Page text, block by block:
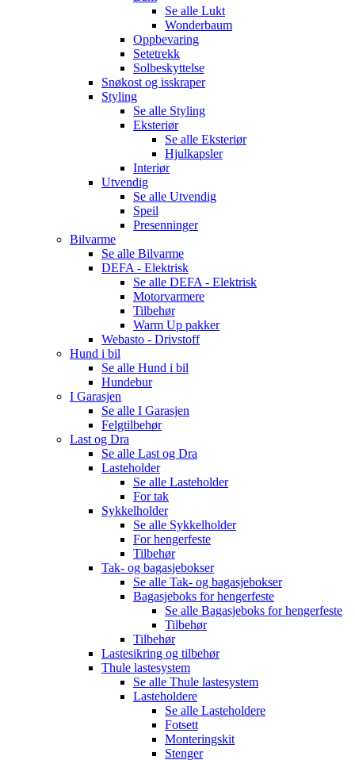
Se alle Lukt
Wonderbaum
Oppbevaring
Setetrekk
Solbeskyttelse
Snøkost og isskraper
Styling
Se alle Styling
Eksteriør
Se alle Eksteriør
Hjulkapsler
Interiør
Utvendig
Se alle Utvendig
Speil
Presenninger
Bilvarme
Se alle Bilvarme
DEFA - Elektrisk
Se alle DEFA - Elektrisk
Motorvarmere
Tilbehør
Warm Up pakker
Webasto - Drivstoff
Hund i bil
Se alle Hund i bil
Hundebur
I Garasjen
Se alle I Garasjen
Felgtilbehør
Last og Dra
Se alle Last og Dra
Lasteholder
Se alle Lasteholder
For tak
Sykkelholder
Se alle Sykkelholder
For hengerfeste
Tilbehør
Tak- og bagasjebokser
Se alle Tak- og bagasjebokser
Bagasjeboks for hengerfeste
Se alle Bagasjeboks for hengerfeste
Tilbehør
Tilbehør
Lastesikring og tilbehør
Thule lastesystem
Se alle Thule lastesystem
Lasteholdere
Se alle Lasteholdere
Fotsett
Monteringskit
Stenger